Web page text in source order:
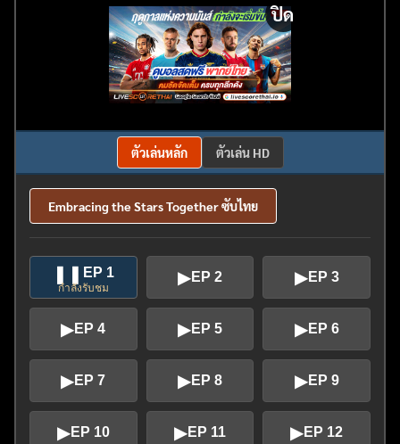
ปิด
ตัวเล่นหลัก ตัวเล่น HD
Embracing the Stars Together ซับไทย
EP 1
กำลังรับชม
▶EP 2 ▶EP 3
▶EP 4 ▶EP 5 ▶EP 6
▶EP 7 ▶EP 8 ▶EP 9
▶EP 10 ▶EP 11 ▶EP 12